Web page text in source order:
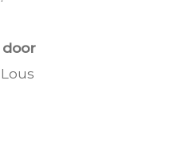
door